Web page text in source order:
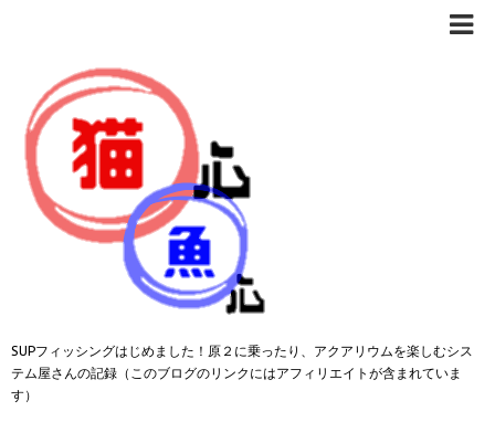
SUPフィッシングはじめました！原２に乗ったり、アクアリウムを楽しむシス
テム屋さんの記録（このブログのリンクにはアフィリエイトが含まれていま
す）